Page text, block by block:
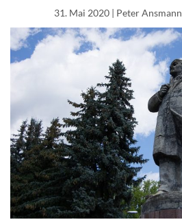
31. Mai 2020 | Peter Ansmann